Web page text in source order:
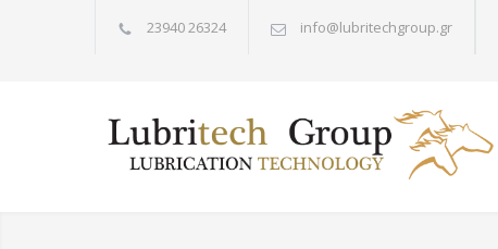
23940 26324 info@lubritechgroup.gr